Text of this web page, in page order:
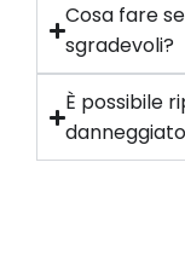
Cosa fare
sgradevoli?
È possibile